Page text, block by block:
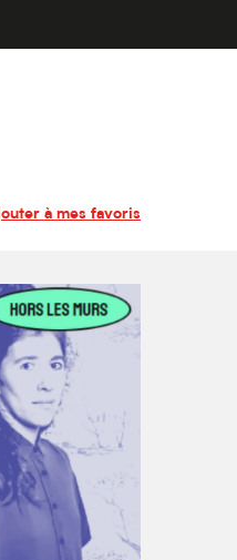
aux favoris
à mes favoris